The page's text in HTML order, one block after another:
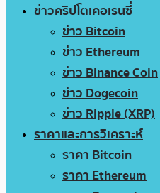
ข่าวคริปโตเคอเรนซี่
ข่าว Bitcoin
ข่าว Ethereum
ข่าว Binance Coin
ข่าว Dogecoin
ข่าว Ripple (XRP)
ราคาและการวิเคราะห์
ราคา Bitcoin
ราคา Ethereum